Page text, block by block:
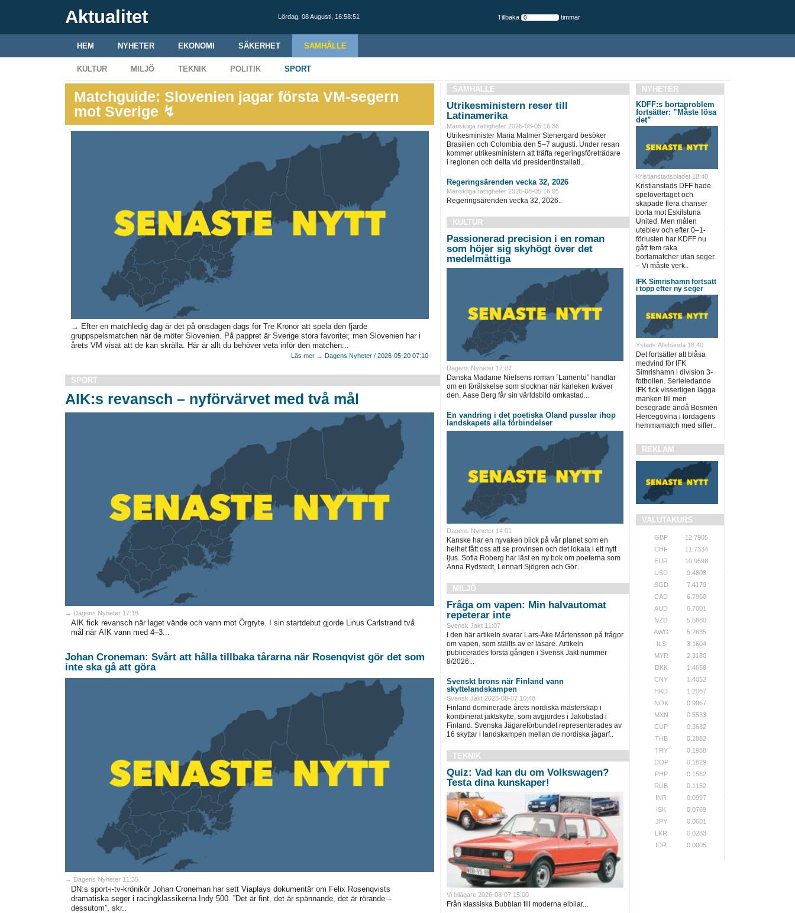
Aktualitet Lördag, 08 Augusti, 16:58:52 Tillbaka timmar
HEM NYHETER EKONOMI SÄKERHET SAMHÄLLE
KULTUR MILJÖ TEKNIK POLITIK SPORT
Matchguide: Slovenien jagar första VM-segern
mot Sverige ↯
→ Efter en matchledig dag är det på onsdagen dags för Tre Kronor att spela den fjärde
gruppspelsmatchen när de möter Slovenien. På pappret är Sverige stora favoriter, men Slovenien har i
årets VM visat att de kan skrälla. Här är allt du behöver veta inför den matchen:..
Läs mer → Dagens Nyheter / 2026-05-20 07:10
SPORT
AIK:s revansch – nyförvärvet med två mål
→ Dagens Nyheter 17:18
AIK fick revansch när laget vände och vann mot Örgryte. I sin startdebut gjorde Linus Carlstrand två
mål när AIK vann med 4–3...
Johan Croneman: Svårt att hålla tillbaka tårarna när Rosenqvist gör det som
inte ska gå att göra
→ Dagens Nyheter 11:35
DN:s sport-i-tv-krönikör Johan Croneman har sett Viaplays dokumentär om Felix Rosenqvists
dramatiska seger i racingklassikerna Indy 500. ”Det är fint, det är spännande, det är rörande –
dessutom”, skr..
SAMHÄLLE
Utrikesministern reser till
Latinamerika
Mänskliga rättigheter 2026-08-05 16:36
Utrikesminister Maria Malmer Stenergard besöker
Brasilien och Colombia den 5–7 augusti. Under resan
kommer utrikesministern att träffa regeringsföreträdare
i regionen och delta vid presidentinstallati..
Regeringsärenden vecka 32, 2026
Mänskliga rättigheter 2026-08-05 16:05
Regeringsärenden vecka 32, 2026..
KULTUR
Passionerad precision i en roman
som höjer sig skyhögt över det
medelmåttiga
Dagens Nyheter 17:07
Danska Madame Nielsens roman ”Lamento” handlar
om en förälskelse som slocknar när kärleken kväver
den. Aase Berg får sin världsbild omkastad...
En vandring i det poetiska Öland pusslar ihop
landskapets alla förbindelser
Dagens Nyheter 14:01
Kanske har en nyvaken blick på vår planet som en
helhet fått oss att se provinsen och det lokala i ett nytt
ljus. Sofia Roberg har läst en ny bok om poeterna som
Anna Rydstedt, Lennart Sjögren och Gör..
MILJÖ
Fråga om vapen: Min halvautomat
repeterar inte
Svensk Jakt 11:07
I den här artikeln svarar Lars-Åke Mårtensson på frågor
om vapen, som ställts av er läsare. Artikeln
publicerades första gången i Svensk Jakt nummer
8/2026...
Svenskt brons när Finland vann
skyttelandskampen
Svensk Jakt 2026-08-07 10:48
Finland dominerade årets nordiska mästerskap i
kombinerat jaktskytte, som avgjordes i Jakobstad i
Finland. Svenska Jägareförbundet representerades av
16 skyttar i landskampen mellan de nordiska jägarf..
TEKNIK
Quiz: Vad kan du om Volkswagen?
Testa dina kunskaper!
Vi bilägare 2026-08-07 15:00
Från klassiska Bubblan till moderna elbilar...
NYHETER
KDFF:s bortaproblem
fortsätter: ”Måste lösa
det”
Kristianstadsbladet 18:40
Kristianstads DFF hade
spelövertaget och
skapade flera chanser
borta mot Eskilstuna
United. Men målen
uteblev och efter 0–1-
förlusten har KDFF nu
gått fem raka
bortamatcher utan seger.
– Vi måste verk..
IFK Simrishamn fortsatt
i topp efter ny seger
Ystads Allehanda 18:40
Det fortsätter att blåsa
medvind för IFK
Simrishamn i division 3-
fotbollen. Serieledande
IFK fick visserligen lägga
manken till men
besegrade ändå Bosnien
Hercegovina i lördagens
hemmamatch med siffer..
REKLAM
VALUTAKURS
GBP
12.7905
CHF
11.7334
EUR
10.9598
USD
9.4808
SGD
7.4179
CAD
6.7960
AUD
6.7001
NZD
5.5880
AWG
5.2635
ILS
3.1604
MYR
2.3180
DKK
1.4658
CNY
1.4052
HKD
1.2087
NOK
0.9967
MXN
0.5533
CUP
0.3682
THB
0.2882
TRY
0.1988
DOP
0.1629
PHP
0.1562
RUB
0.1152
INR
0.0997
ISK
0.0769
JPY
0.0601
LKR
0.0283
IDR
0.0005